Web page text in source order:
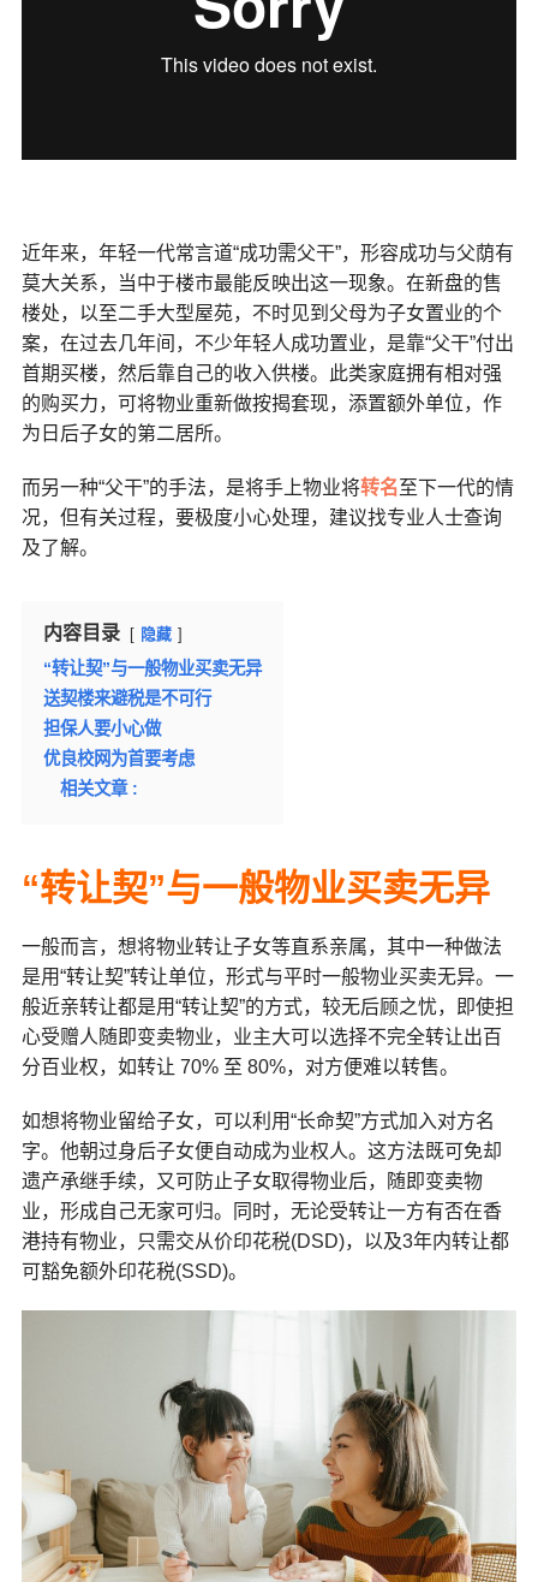
近年来，年轻一代常言道“成功需父干”，形容成功与父荫有
莫大关系，当中于楼市最能反映出这一现象。在新盘的售
楼处，以至二手大型屋苑，不时见到父母为子女置业的个
案，在过去几年间，不少年轻人成功置业，是靠“父干”付出
首期买楼，然后靠自己的收入供楼。此类家庭拥有相对强
的购买力，可将物业重新做按揭套现，添置额外单位，作
为日后子女的第二居所。
而另一种“父干”的手法，是将手上物业将转名至下一代的情
况，但有关过程，要极度小心处理，建议找专业人士查询
及了解。
内容目录 隐藏
“转让契”与一般物业买卖无异
送契楼来避税是不可行
担保人要小心做
优良校网为首要考虑
相关文章 :
“转让契”与一般物业买卖无异
一般而言，想将物业转让子女等直系亲属，其中一种做法
是用“转让契”转让单位，形式与平时一般物业买卖无异。一
般近亲转让都是用“转让契”的方式，较无后顾之忧，即使担
心受赠人随即变卖物业，业主大可以选择不完全转让出百
分百业权，如转让 70% 至 80%，对方便难以转售。
如想将物业留给子女，可以利用“长命契”方式加入对方名
字。他朝过身后子女便自动成为业权人。这方法既可免却
遗产承继手续，又可防止子女取得物业后，随即变卖物
业，形成自己无家可归。同时，无论受转让一方有否在香
港持有物业，只需交从价印花税(DSD)，以及3年内转让都
可豁免额外印花税(SSD)。